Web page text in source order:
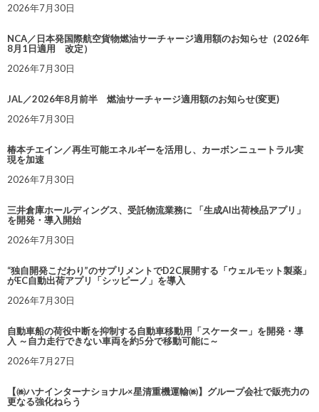
2026年7月30日
NCA／日本発国際航空貨物燃油サーチャージ適用額のお知らせ（2026年
8月1日適用 改定）
2026年7月30日
JAL／2026年8月前半 燃油サーチャージ適用額のお知らせ(変更)
2026年7月30日
椿本チエイン／再生可能エネルギーを活用し、カーボンニュートラル実
現を加速
2026年7月30日
三井倉庫ホールディングス、受託物流業務に 「生成AI出荷検品アプリ」
を開発・導入開始
2026年7月30日
“独自開発こだわり”のサプリメントでD2C展開する「ウェルモット製薬」
がEC自動出荷アプリ「シッピーノ」を導入
2026年7月30日
自動車船の荷役中断を抑制する自動車移動用「スケーター」を開発・導
入 ～自力走行できない車両を約5分で移動可能に～
2026年7月27日
【㈱ハナインターナショナル×星清重機運輸㈱】グループ会社で販売力の
更なる強化ねらう